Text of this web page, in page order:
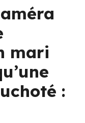
mari
: